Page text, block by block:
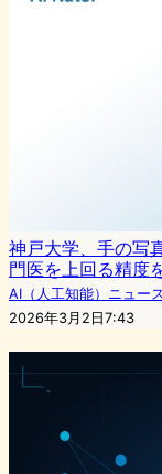
神戸大学、手の写
門医を上回る精度
AI（人工知能）ニュー
2026年3月2日7:43